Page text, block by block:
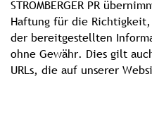
STROMBERGER PR
Haftung für die
der bereitgestellten
ohne Gewähr. Dies gilt
URLs, die auf unserer